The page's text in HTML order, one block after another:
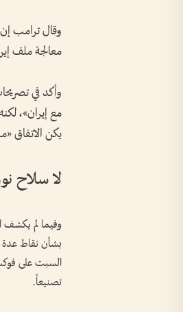
وقال ترامب
معالجة ملف
وأكد في
مع إيران»،
يكن الاتفاق
لا سلاح
وفيما لم يكشف
بشأن نقاط عدة
السبت على
تصنيعاً.